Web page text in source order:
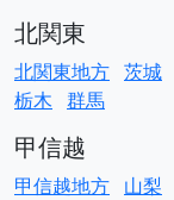
北関東
北関東地方 茨城
栃木 群馬
甲信越
甲信越地方 山梨